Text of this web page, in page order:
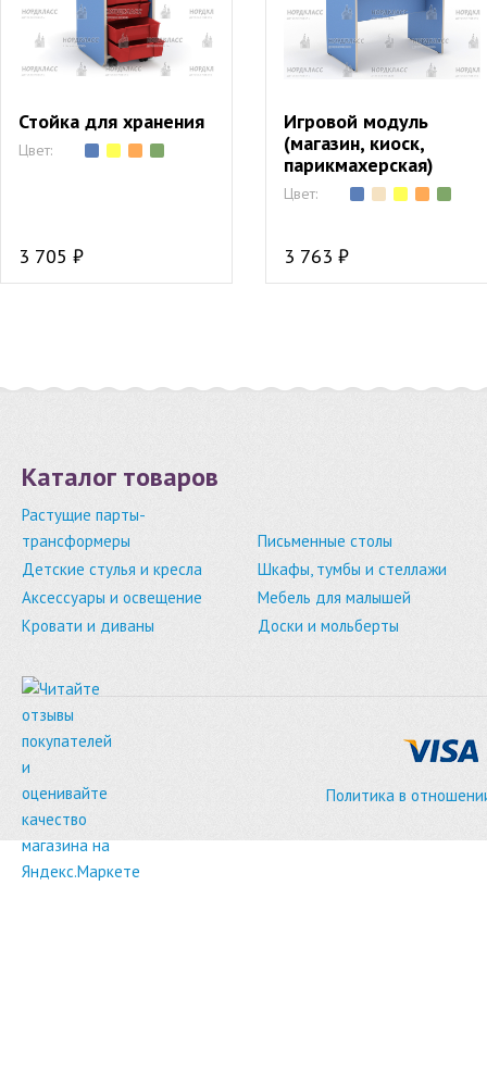
Стойка для хранения
Цвет:
3 705 ₽
Игровой модуль
(магазин, киоск,
парикмахерская)
Цвет:
3 763 ₽
Каталог товаров
Растущие парты-
трансформеры
Письменные столы
Детские стулья и кресла
Шкафы, тумбы и стеллажи
Аксессуары и освещение
Мебель для малышей
Кровати и диваны
Доски и мольберты
Политика в